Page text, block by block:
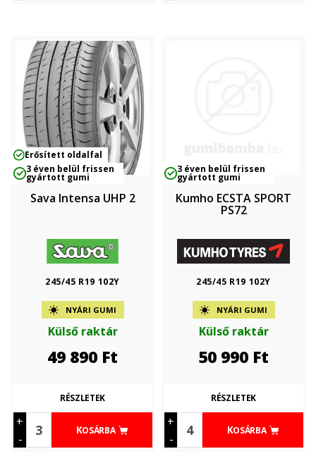
Erősített oldalfal
3 éven belül frissen
gyártott gumi
Sava Intensa UHP 2
245/45 R19 102Y
NYÁRI GUMI
Külső raktár
49 890 Ft
+
-
KOSÁRBA
RÉSZLETEK
3 éven belül frissen
gyártott gumi
Kumho ECSTA SPORT
PS72
245/45 R19 102Y
NYÁRI GUMI
Külső raktár
50 990 Ft
+
-
KOSÁRBA
RÉSZLETEK